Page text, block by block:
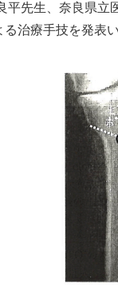
先生、奈良県立
る治療手技を発表